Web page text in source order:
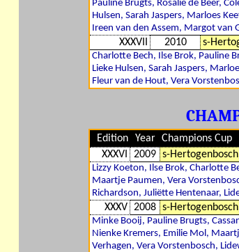
Pauline Brugts, Rosalie de Beer,
Hulsen, Sarah Jaspers, Marloes
Ireen van den Assem, Margot van
XXXVII 2010 s-
Charlotte Bech, Ilse Brok, Pauline
Lieke Hulsen, Sarah Jaspers,
Fleur van de Hout, Vera
Edition Year Champions Cup
XXXVI
2009 s-
Lizzy Koeton, Ilse Brok, Charlotte
Maartje Paumen, Vera
Richardson, Juliëtte Hentenaar,
XXXV 2008 s-
Minke Booij, Pauline Brugts,
Nienke Kremers, Emilie Mol,
Verhagen, Vera Vorstenbosch,